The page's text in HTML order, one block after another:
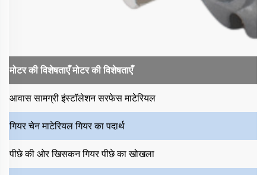
मोटर की विशेषताएँमोटर की विशेषताएँ
आवास सामग्रीइंस्टॉलेशन सरफेस माटेरियल
गियर चेन माटेरियलगियर का पदार्थ
पीछे की ओर खिसकनगियर पीछे का खोखला